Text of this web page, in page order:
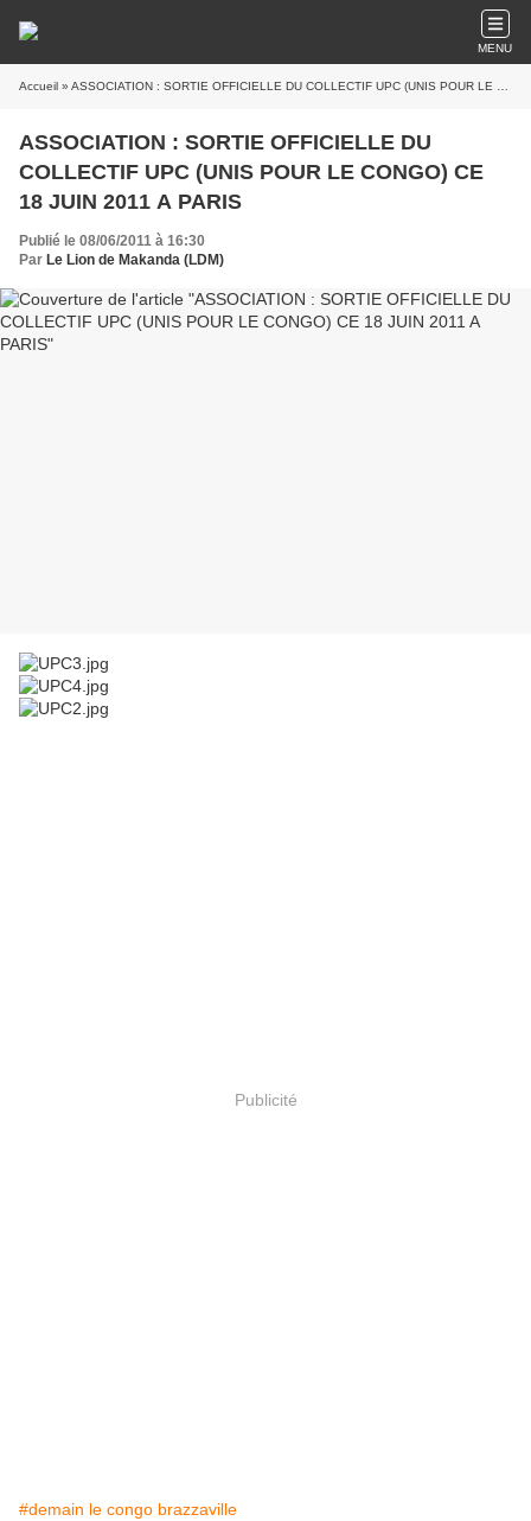
MENU
Accueil » ASSOCIATION : SORTIE OFFICIELLE DU COLLECTIF UPC (UNIS POUR LE CONGO) CE 18 JUIN 2011 A PARIS
ASSOCIATION : SORTIE OFFICIELLE DU
COLLECTIF UPC (UNIS POUR LE CONGO) CE
18 JUIN 2011 A PARIS
Publié le 08/06/2011 à 16:30
Par Le Lion de Makanda (LDM)
Publicité
#demain le congo brazzaville